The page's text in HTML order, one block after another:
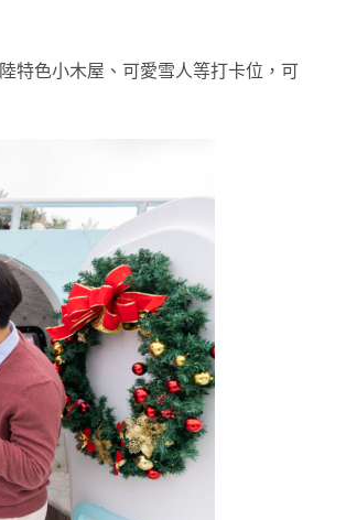
特色小木屋、可愛雪人等打卡位，可